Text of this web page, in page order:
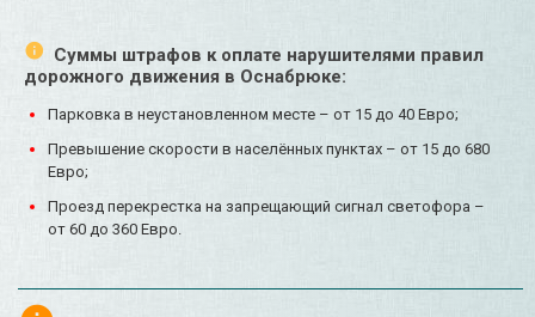
Суммы штрафов к оплате нарушителями правил
дорожного движения в Оснабрюке:
Парковка в неустановленном месте – от 15 до 40 Евро;
Превышение скорости в населённых пунктах – от 15 до 680
Евро;
Проезд перекрестка на запрещающий сигнал светофора –
от 60 до 360 Евро.